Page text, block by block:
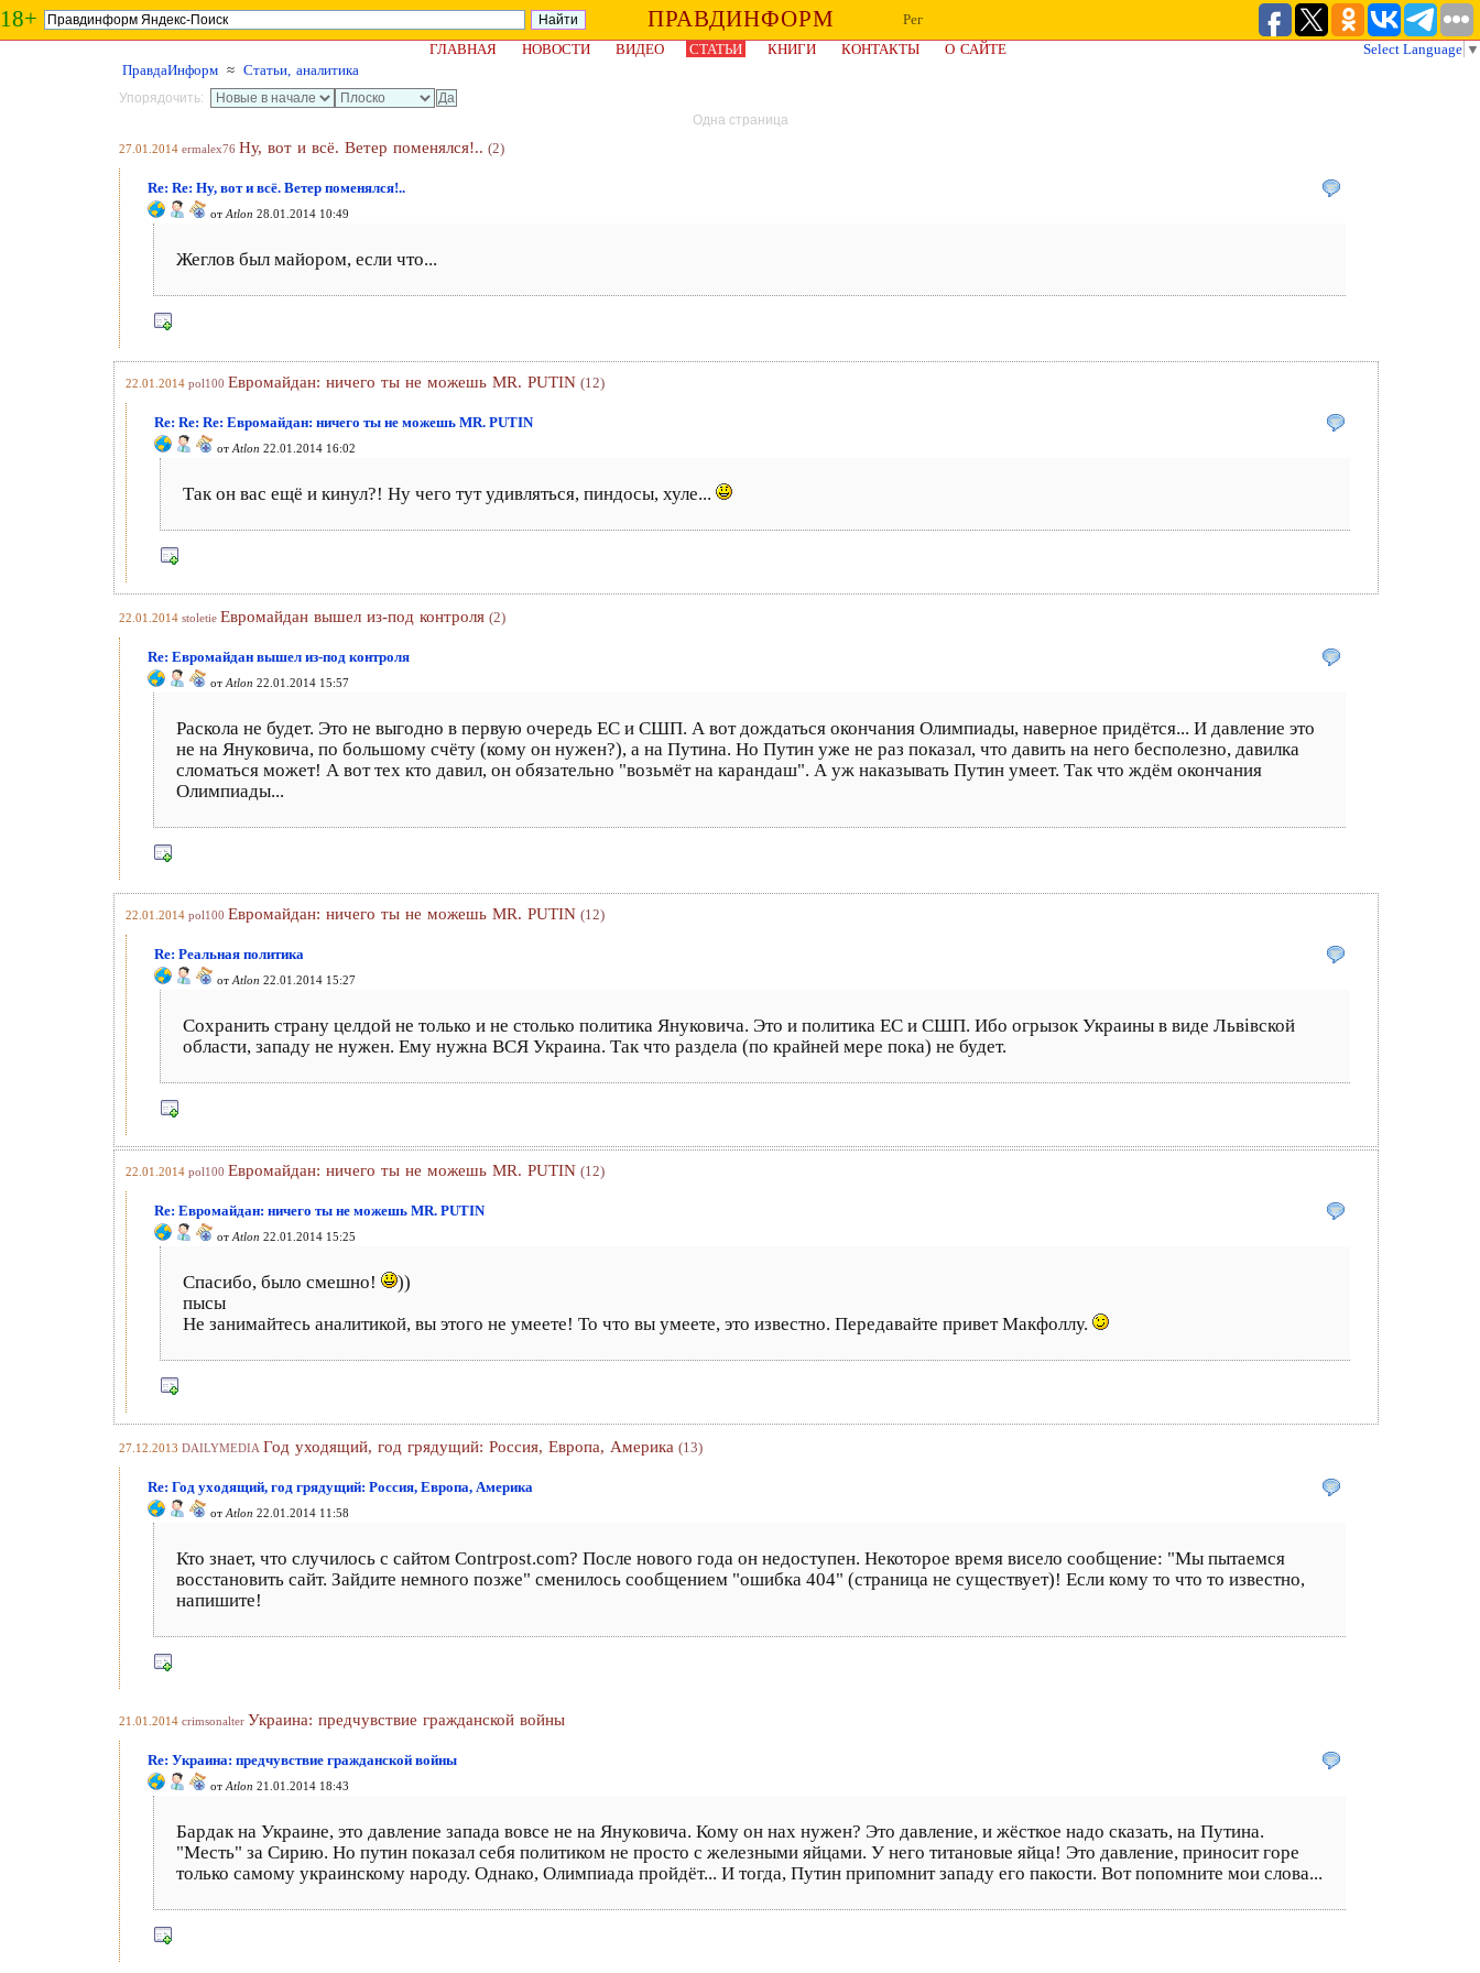
18+ ПРАВДИНФОРМ
Рег
ГЛАВНАЯ
НОВОСТИ ВИДЕО СТАТЬИ КНИГИ КОНТАКТЫ О САЙТЕ Select Language ▼
ПравдаИнформ ≈ Статьи, аналитика
Упорядочить:
Одна страница
27.01.2014 ermalex76 Ну, вот и всё. Ветер поменялся!.. (2)
Re: Re: Ну, вот и всё. Ветер поменялся!..
от Atlon 28.01.2014 10:49
Жеглов был майором, если что...
22.01.2014 pol100 Евромайдан: ничего ты не можешь MR. PUTIN (12)
Re: Re: Re: Евромайдан: ничего ты не можешь MR. PUTIN
от Atlon 22.01.2014 16:02
Так он вас ещё и кинул?! Ну чего тут удивляться, пиндосы, хуле...
22.01.2014 stoletie Евромайдан вышел из-под контроля (2)
Re: Евромайдан вышел из-под контроля
от Atlon 22.01.2014 15:57
Раскола не будет. Это не выгодно в первую очередь ЕС и СШП. А вот дождаться окончания Олимпиады, наверное придётся... И давление это
не на Януковича, по большому счёту (кому он нужен?), а на Путина. Но Путин уже не раз показал, что давить на него бесполезно, давилка
сломаться может! А вот тех кто давил, он обязательно "возьмёт на карандаш". А уж наказывать Путин умеет. Так что ждём окончания
Олимпиады...
22.01.2014 pol100 Евромайдан: ничего ты не можешь MR. PUTIN (12)
Re: Реальная политика
от Atlon 22.01.2014 15:27
Сохранить страну целдой не только и не столько политика Януковича. Это и политика ЕС и СШП. Ибо огрызок Украины в виде Львiвской
области, западу не нужен. Ему нужна ВСЯ Украина. Так что раздела (по крайней мере пока) не будет.
22.01.2014 pol100 Евромайдан: ничего ты не можешь MR. PUTIN (12)
Re: Евромайдан: ничего ты не можешь MR. PUTIN
от Atlon 22.01.2014 15:25
Спасибо, было смешно!
))
пысы
Не занимайтесь аналитикой, вы этого не умеете! То что вы умеете, это известно. Передавайте привет Макфоллу.
27.12.2013 DAILYMEDIA Год уходящий, год грядущий: Россия, Европа, Америка (13)
Re: Год уходящий, год грядущий: Россия, Европа, Америка
от Atlon 22.01.2014 11:58
Кто знает, что случилось с сайтом Contrpost.com? После нового года он недоступен. Некоторое время висело сообщение: "Мы пытаемся
восстановить сайт. Зайдите немного позже" сменилось сообщением "ошибка 404" (страница не существует)! Если кому то что то известно,
напишите!
21.01.2014 crimsonalter Украина: предчувствие гражданской войны
Re: Украина: предчувствие гражданской войны
от Atlon 21.01.2014 18:43
Бардак на Украине, это давление запада вовсе не на Януковича. Кому он нах нужен? Это давление, и жёсткое надо сказать, на Путина.
"Месть" за Сирию. Но путин показал себя политиком не просто с железными яйцами. У него титановые яйца! Это давление, приносит горе
только самому украинскому народу. Однако, Олимпиада пройдёт... И тогда, Путин припомнит западу его пакости. Вот попомните мои слова...